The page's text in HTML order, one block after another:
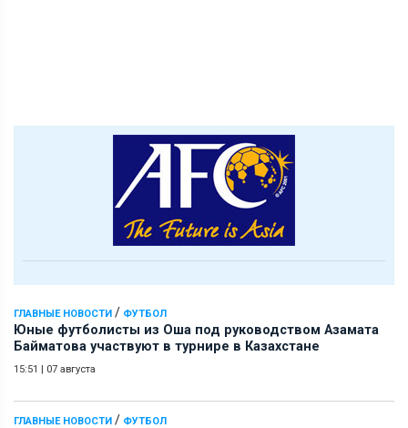
ГЛАВНЫЕ НОВОСТИ / ФУТБОЛ
Юные футболисты из Оша под руководством Азамата
Байматова участвуют в турнире в Казахстане
15:51 | 07 августа
ГЛАВНЫЕ НОВОСТИ / ФУТБОЛ